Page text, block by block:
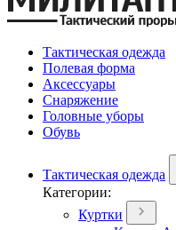
Тактическая одежда
Полевая форма
Аксессуары
Снаряжение
Головные уборы
Обувь
Тактическая одежда
Категории:
Куртки